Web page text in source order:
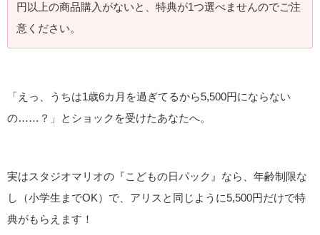
円以上の商品購入がないと、特典が1つ選べませんのでご注
意ください。
「えっ、うちは1歳6カ月を過ぎてるから5,500円にならない
の……？」とショックを受けたあなたへ。
実はスタジオマリオの『こどもの日パック』なら、年齢制限な
し（小学生までOK）で、アリスと同じように5,500円だけで特
典がもらえます！